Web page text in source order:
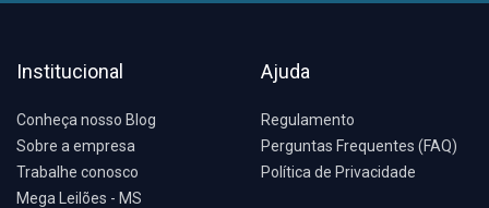
Institucional
Conheça nosso Blog
Sobre a empresa
Trabalhe conosco
Mega Leilões - MS
Ajuda
Regulamento
Perguntas Frequentes (FAQ)
Política de Privacidade